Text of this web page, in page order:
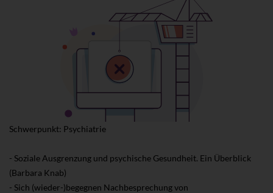
Schwerpunkt: Psychiatrie
- Soziale Ausgrenzung und psychische Gesundheit. Ein Überblick
(Barbara Knab)
- Sich (wieder-)begegnen Nachbesprechung von